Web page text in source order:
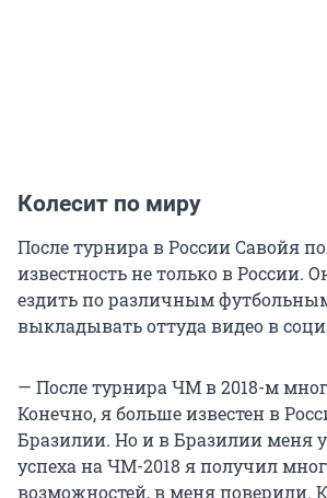
Колесит по миру
После турнира в России Савойя
известность не только в России.
ездить по различным
выкладывать оттуда видео в
— После турнира ЧМ в 2018-м
Конечно, я больше известен в
Бразилии. Но и в Бразилии меня
успеха на ЧМ-2018 я получил
возможностей, в меня поверили.